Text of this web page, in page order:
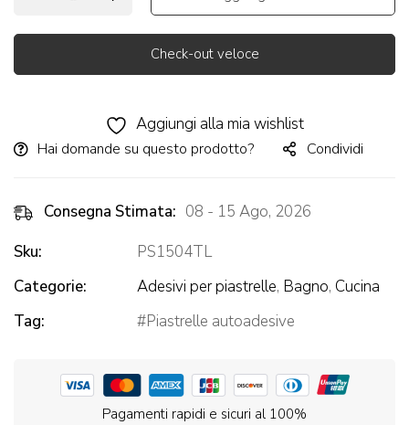
Check-out veloce
Aggiungi alla mia wishlist
Hai domande su questo prodotto? Condividi
Consegna Stimata: 08 - 15 Ago, 2026
Sku:
PS1504TL
Categorie:
Adesivi per piastrelle, Bagno, Cucina
Tag:
Piastrelle autoadesive
Pagamenti rapidi e sicuri al 100%